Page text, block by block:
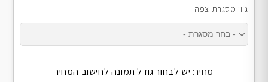
גוון מסגרת צפה
מחיר: יש לבחור גודל תמונה לחישוב המחיר